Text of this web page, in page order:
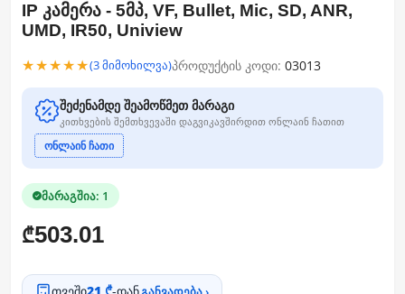
IP კამერა - 5მპ, VF, Bullet, Mic, SD, ANR,
UMD, IR50, Uniview
★★★★★(3 მიმოხილვა)პროდუქტის კოდი: 03013
შეძენამდე შეამოწმეთ მარაგი
კითხვების შემთხვევაში დაგვიკავშირდით ონლაინ ჩათით
ონლაინ ჩათი
მარაგშია: 1
₾503.01